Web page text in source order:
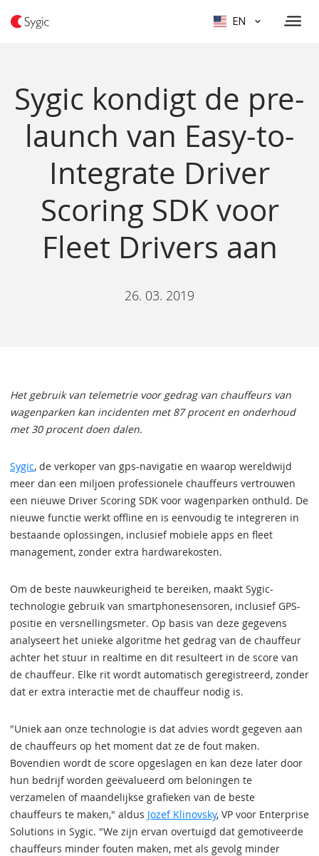
EN
Sygic kondigt de pre-
launch van Easy-to-
Integrate Driver
Scoring SDK voor
Fleet Drivers aan
26. 03. 2019
Het gebruik van telemetrie voor gedrag van chauffeurs van
wagenparken kan incidenten met 87 procent en onderhoud
met 30 procent doen dalen.
Sygic, de verkoper van gps-navigatie en waarop wereldwijd
meer dan een miljoen professionele chauffeurs vertrouwen
een nieuwe Driver Scoring SDK voor wagenparken onthuld. De
nieuwe functie werkt offline en is eenvoudig te integreren in
bestaande oplossingen, inclusief mobiele apps en fleet
management, zonder extra hardwarekosten.
Om de beste nauwkeurigheid te bereiken, maakt Sygic-
technologie gebruik van smartphonesensoren, inclusief GPS-
positie en versnellingsmeter. Op basis van deze gegevens
analyseert het unieke algoritme het gedrag van de chauffeur
achter het stuur in realtime en dit resulteert in de score van
de chauffeur. Elke rit wordt automatisch geregistreerd, zonder
dat er extra interactie met de chauffeur nodig is.
"Uniek aan onze technologie is dat advies wordt gegeven aan
de chauffeurs op het moment dat ze de fout maken.
Bovendien wordt de score opgeslagen en kan deze later door
hun bedrijf worden geëvalueerd om beloningen te
verzamelen of maandelijkse grafieken van de beste
chauffeurs te maken," aldus Jozef Klinovsky, VP voor Enterprise
Solutions in Sygic. "We zijn ervan overtuigd dat gemotiveerde
chauffeurs minder fouten maken, met als gevolg minder